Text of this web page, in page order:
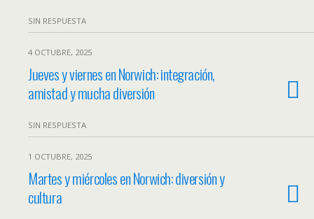
SIN RESPUESTA
4 OCTUBRE, 2025
Jueves y viernes en Norwich: integración,
amistad y mucha diversión
SIN RESPUESTA
1 OCTUBRE, 2025
Martes y miércoles en Norwich: diversión y
cultura